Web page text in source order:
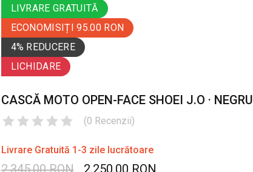
LIVRARE GRATUITĂ
ECONOMISIȚI 95.00 RON
4% REDUCERE
LICHIDARE
CASCĂ MOTO OPEN-FACE SHOEI J.O · NEGRU
(0 Recenzii)
Livrare Gratuită 1-3 zile lucrătoare
2,345.00 RON 2,250.00 RON